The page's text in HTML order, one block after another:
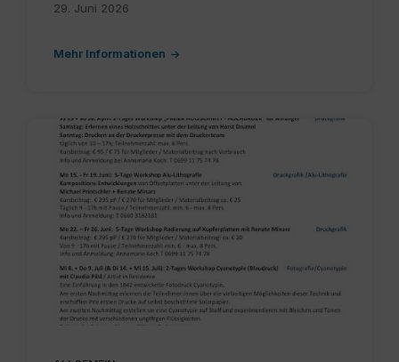
29. Juni 2026
Mehr Informationen
kunst_co_millstatt-
Jahresprogramm
23.06.26.pdf